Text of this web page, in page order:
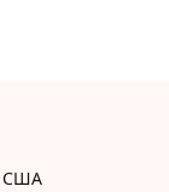
США